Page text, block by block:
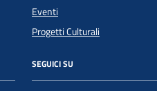
Eventi
Progetti Culturali
SEGUICI SU